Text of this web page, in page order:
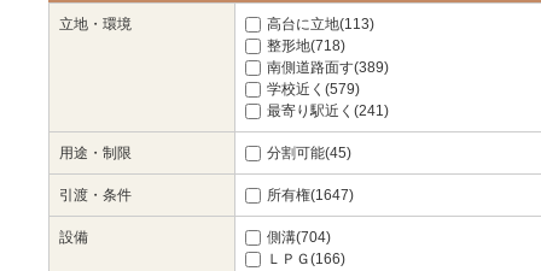
立地・環境
高台に立地(113)
整形地(718)
南側道路面す(389)
学校近く(579)
最寄り駅近く(241)
用途・制限 分割可能(45)
引渡・条件 所有権(1647)
設備
側溝(704)
ＬＰＧ(166)